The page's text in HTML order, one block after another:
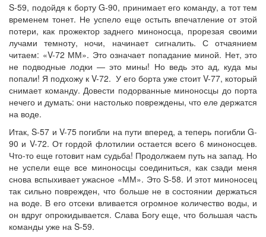
S-59, подойдя к борту G-90, принимает его команду, а тот тем
временем тонет. Не успело еще остыть впечатление от этой
потери, как прожектор заднего миноносца, прорезая своими
лучами темноту, ночи, начинает сигналить. С отчаянием
читаем: «V-72 ММ». Это означает попадание миной. Нет, это
не подводные лодки — это мины! Но ведь это ад, куда мы
попали! Я подхожу к V-72. У его борта уже стоит V-77, который
снимает команду. Довести подорванные миноносцы до порта
нечего и думать: они настолько повреждены, что еле держатся
на воде.
Итак, S-57 и V-75 погибли на пути вперед, а теперь погибли G-
90 и V-72. От гордой флотилии остается всего 6 миноносцев.
Что-то еще готовит нам судьба! Продолжаем путь на запад. Но
не успели еще все миноносцы соединиться, как сзади меня
снова вспыхивает ужасное «ММ». Это S-58. И этот миноносец
так сильно поврежден, что больше не в состоянии держаться
на воде. В его отсеки вливается огромное количество воды, и
он вдруг опрокидывается. Слава Богу еще, что большая часть
команды уже на S-59.